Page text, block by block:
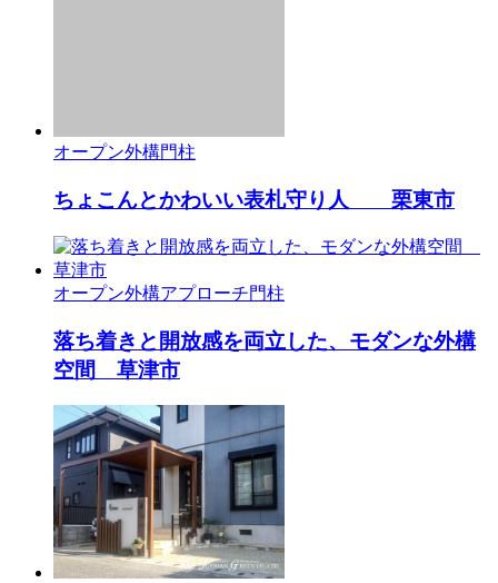
オープン外構門柱
ちょこんとかわいい表札守り人 栗東市
オープン外構アプローチ門柱
落ち着きと開放感を両立した、モダンな外構
空間 草津市